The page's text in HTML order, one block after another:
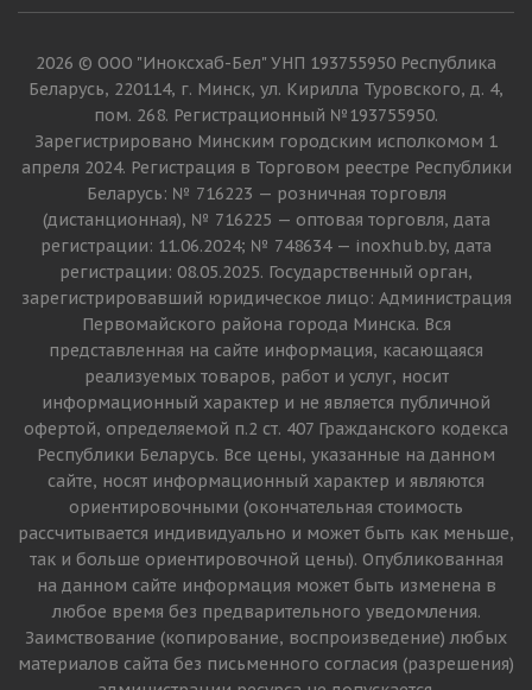
2026 © ООО "Иноксхаб-Бел" УНП 193755950 Республика
Беларусь, 220114, г. Минск, ул. Кирилла Туровского, д. 4,
пом. 268. Регистрационный №193755950.
Зарегистрировано Минским городским исполкомом 1
апреля 2024. Регистрация в Торговом реестре Республики
Беларусь: № 716223 — розничная торговля
(дистанционная), № 716225 — оптовая торговля, дата
регистрации: 11.06.2024; № 748634 — inoxhub.by, дата
регистрации: 08.05.2025. Государственный орган,
зарегистрировавший юридическое лицо: Администрация
Первомайского района города Минска. Вся
представленная на сайте информация, касающаяся
реализуемых товаров, работ и услуг, носит
информационный характер и не является публичной
офертой, определяемой п.2 ст. 407 Гражданского кодекса
Республики Беларусь. Все цены, указанные на данном
сайте, носят информационный характер и являются
ориентировочными (окончательная стоимость
рассчитывается индивидуально и может быть как меньше,
так и больше ориентировочной цены). Опубликованная
на данном сайте информация может быть изменена в
любое время без предварительного уведомления.
Заимствование (копирование, воспроизведение) любых
материалов сайта без письменного согласия (разрешения)